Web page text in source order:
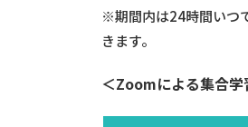
※期間内は24時間いつ
きます。
＜Zoomによる集合